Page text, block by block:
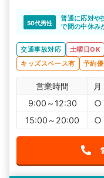
50代男性
普通に応対や
で間の中休み
交通事故対応
土曜日OK
キッズスペース有
予約
営業時間 月
9:00～12:30
○
15:00～20:00
○